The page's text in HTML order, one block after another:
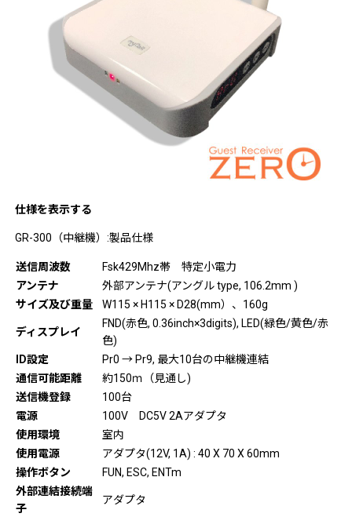
仕様を表示する
GR-300（中継機）:製品仕様
送信周波数
Fsk429Mhz帯 特定小電力
アンテナ
外部アンテナ(アングル type, 106.2mm )
サイズ及び重量
W115 × H115 × D28(mm）、160g
ディスプレイ
FND(赤色, 0.36inch×3digits), LED(緑色/黄色/赤
色)
ID設定
Pr0 → Pr9, 最大10台の中継機連結
通信可能距離
約150ｍ（見通し)
送信機登録
100台
電源
100V DC5V 2Aアダプタ
使用環境
室内
使用電源
アダプタ(12V, 1A) : 40 X 70 X 60mm
操作ボタン
FUN, ESC, ENTm
外部連結接続端
子
アダプタ